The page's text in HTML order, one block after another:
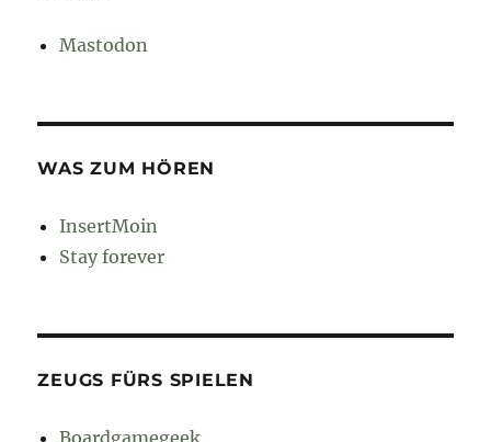
Mastodon
WAS ZUM HÖREN
InsertMoin
Stay forever
ZEUGS FÜRS SPIELEN